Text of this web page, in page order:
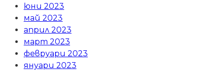
юни 2023
май 2023
април 2023
март 2023
февруари 2023
януари 2023